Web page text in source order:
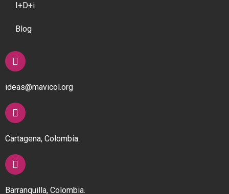
I+D+i
Blog
ideas@mavicol.org
Cartagena, Colombia.
Barranquilla, Colombia.